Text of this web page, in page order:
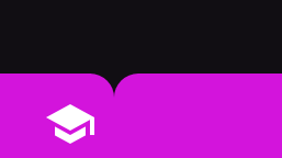
school